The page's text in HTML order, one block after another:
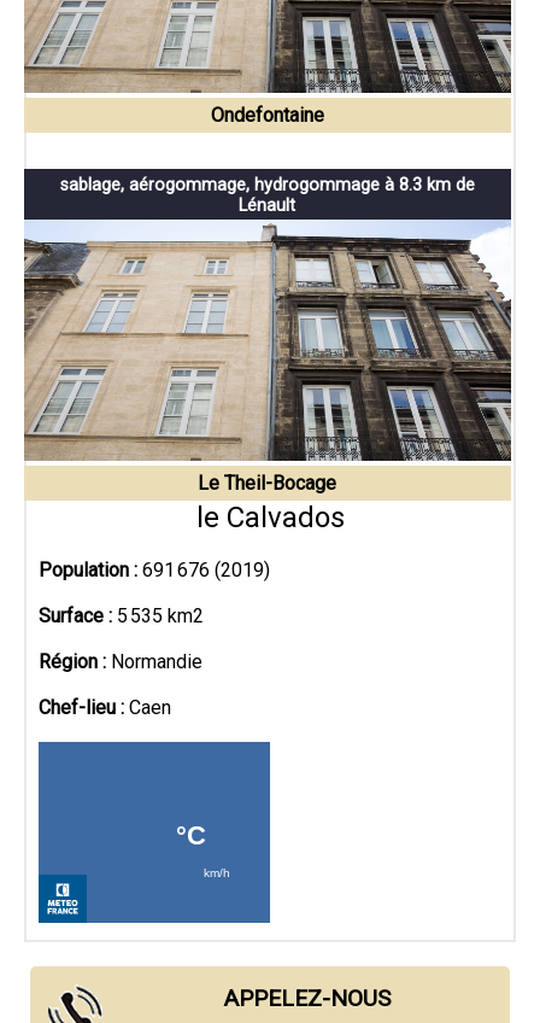
Ondefontaine
sablage, aérogommage, hydrogommage à 8.3 km de
Lénault
Le Theil-Bocage
le Calvados
Population : 691 676 (2019)
Surface : 5 535 km2
Région : Normandie
Chef-lieu : Caen
APPELEZ-NOUS